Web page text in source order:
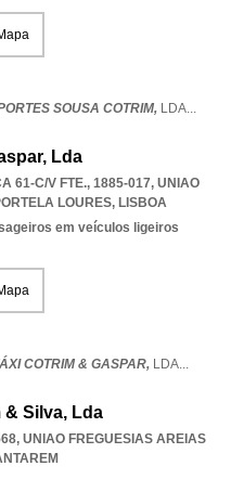
SOUSA COTRIM, LDA...
Lda
61-C/V FTE., 1885-017, UNIAO
LOURES, LISBOA
em veículos ligeiros
COTRIM & GASPAR, LDA...
Silva, Lda
, UNIAO FREGUESIAS AREIAS